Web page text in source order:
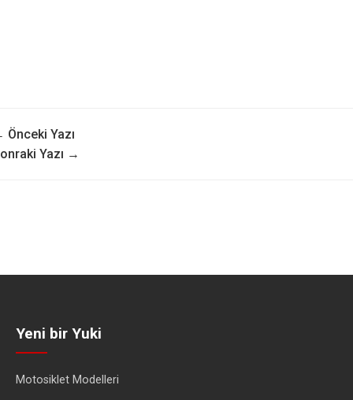
Önceki Yazı
Yazı →
Yeni bir Yuki
Motosiklet Modelleri